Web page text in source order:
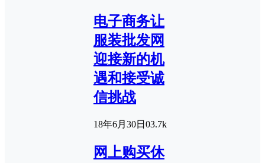
电子商务让
服装批发网
迎接新的机
遇和接受诚
信挑战
18年6月30日 03.7k
网上购买休